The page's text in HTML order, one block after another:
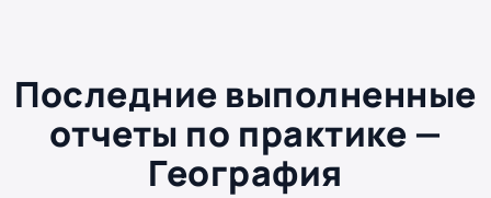
Последние выполненные
отчеты по практике —
География